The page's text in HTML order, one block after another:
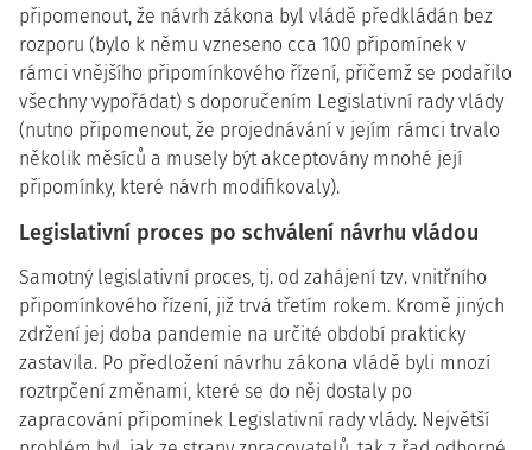
připomenout, že návrh zákona byl vládě předkládán bez
rozporu (bylo k němu vzneseno cca 100 připomínek v
rámci vnějšího připomínkového řízení, přičemž se podařilo
všechny vypořádat) s doporučením Legislativní rady vlády
(nutno připomenout, že projednávání v jejím rámci trvalo
několik měsíců a musely být akceptovány mnohé její
připomínky, které návrh modifikovaly).
Legislativní proces po schválení návrhu vládou
Samotný legislativní proces, tj. od zahájení tzv. vnitřního
připomínkového řízení, již trvá třetím rokem. Kromě jiných
zdržení jej doba pandemie na určité období prakticky
zastavila. Po předložení návrhu zákona vládě byli mnozí
roztrpčení změnami, které se do něj dostaly po
zapracování připomínek Legislativní rady vlády. Největší